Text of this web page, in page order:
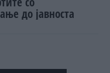
до јавноста